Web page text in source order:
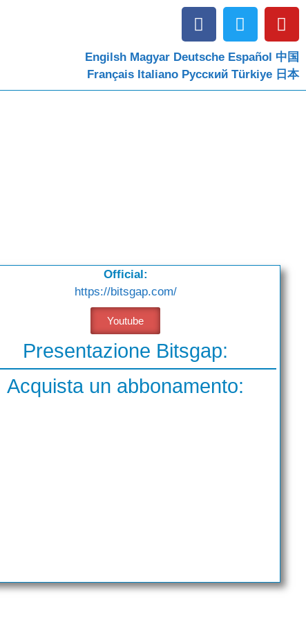
Engilsh Magyar Deutsche Español 中国
Français Italiano Pусский Türkiye 日本
Official:
https://bitsgap.com/
Youtube
Presentazione Bitsgap:
Acquista un abbonamento: